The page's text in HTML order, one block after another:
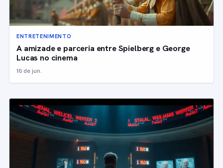
ENTRETENIMENTO
A amizade e parceria entre Spielberg e George
Lucas no cinema
16 de jun.